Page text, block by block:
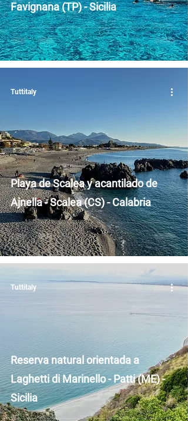
Favignana (TP) - Sicilia
Playa de Scalea y acantilado de
Ajnella - Scalea (CS) - Calabria
Tuttitaly
Reserva natural orientada a
Laghetti di Marinello - Patti (ME) -
Sicilia
Tuttitaly